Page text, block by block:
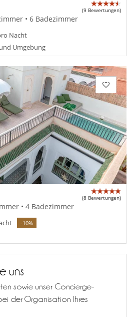
(9 Bewertungen)
• 6 Badezimmer
Nacht
Umgebung
(8 Bewertungen)
• 4 Badezimmer
-10%
uns
sowie unser Concierge-
der Organisation Ihres